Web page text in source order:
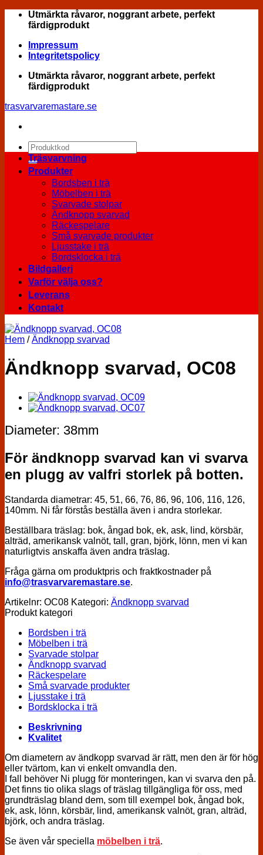
Skip
Utmärkta råvaror, noggrant arbete, perfekt
färdigprodukt
Impressum
Integritetspolicy
Utmärkta råvaror, noggrant arbete, perfekt
färdigprodukt
trasvarvaremastare.se
Sök
efter:
Träsvarvning
Produkter
Bordsben i trä
Möbelben i trä
Svarvade stolpar
Ändknopp svarvad
Räckespelare
Små svarvade produkter
Ljusstake i trä
Bordsklocka i trä
Bildgalleri
Varför välja oss?
Leverans
Kontakt
Hem / Ändknopp svarvad
Ändknopp svarvad, OC08
Diameter: 38mm
För ändknopp svarvad kan vi svarva
en plugg av valfri storlek på botten.
Standarda diametrar: 45, 51, 66, 76, 86, 96, 106, 116, 126,
140mm. Ni får förstås beställa även i andra storlekar.
Beställbara träslag: bok, ångad bok, ek, ask, lind, körsbär,
alträd, amerikansk valnöt, tall, gran, björk, lönn, men vi kan
naturligtvis anskaffa även andra träslag.
Fråga gärna om produktpris och fraktkostnader på
info@trasvarvaremastare.se.
Artikelnr: OC08 Kategori: Ändknopp svarvad
Produkt kategori
Bordsben i trä
Möbelben i trä
Svarvade stolpar
Ändknopp svarvad
Räckespelare
Små svarvade produkter
Ljusstake i trä
Bordsklocka i trä
Beskrivning
Kvalitet
Om diametern av ändkopp svarvad är rätt, men den är för hög
eller tvärtom, kan vi enkelt omvandla den.
I fall behöver Ni plugg för monteringen, kan vi svarva den på.
Det finns tio olika slags of träslag tillgängliga för oss, med
grundträslag bland dem, som till exempel bok, ångad bok,
ek, ask, lönn, körsbär, lind, amerikansk valnöt, gran, alträd,
björk, och andra träslag.
Se även vår speciella möbelben i trä.